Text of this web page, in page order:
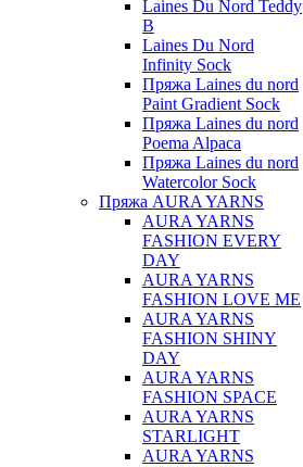
Laines Du Nord Teddy
B
Laines Du Nord
Infinity Sock
Пряжа Laines du nord
Paint Gradient Sock
Пряжа Laines du nord
Poema Alpaca
Пряжа Laines du nord
Watercolor Sock
Пряжа AURA YARNS
AURA YARNS
FASHION EVERY
DAY
AURA YARNS
FASHION LOVE ME
AURA YARNS
FASHION SHINY
DAY
AURA YARNS
FASHION SPACE
AURA YARNS
STARLIGHT
AURA YARNS